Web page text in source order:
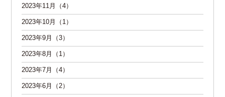
2023年11月（4）
2023年10月（1）
2023年9月（3）
2023年8月（1）
2023年7月（4）
2023年6月（2）